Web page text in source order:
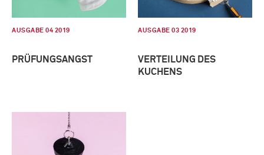
AUSGABE 04 2019
PRÜFUNGSANGST
AUSGABE 03 2019
VERTEILUNG DES
KUCHENS